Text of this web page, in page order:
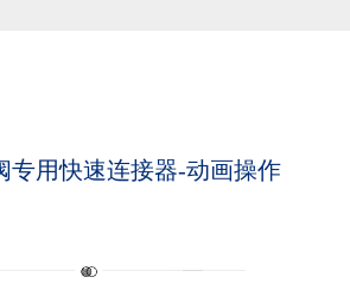
专用快速连接器-动画操作